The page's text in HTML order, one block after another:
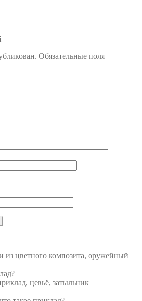
Обязательные поля
цветного композита, оружейный
цевьё, затыльник